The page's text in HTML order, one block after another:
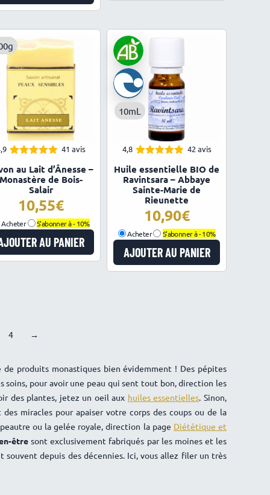
4.88
sur 5
41 avis
au Lait d’Ânesse –
de Bois-
Salair
10,55
Acheter S'abonner à -10%
AU PANIER
10mL
4,8
4.81
sur 5
42 avis
Huile essentielle BIO de
Ravintsara – Abbaye
Sainte-Marie de
Rieunette
10,90
Acheter S'abonner à -10%
AJOUTER AU PANIER
4 →
de produits monastiques bien évidemment ! Des pépites
soins, pour avoir une peau qui sent tout bon, direction les
des plantes, jetez un oeil aux huiles essentielles. Sinon,
miracles pour apaiser votre corps des coups ou de la
ou la gelée royale, direction la page Diététique et
être sont exclusivement fabriqués par les moines et les
depuis des décennies. Ici, vous allez filer un très